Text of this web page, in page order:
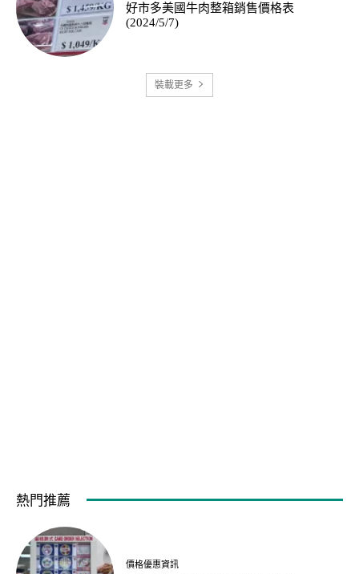
好市多美國牛肉整箱銷售價格表
(2024/5/7)
裝載更多
熱門推薦
價格優惠資訊